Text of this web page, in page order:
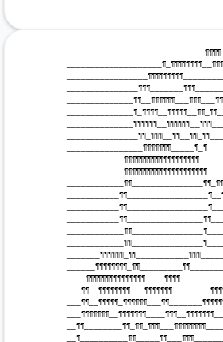
_____________________________¶¶¶¶
________________¶¶¶¶¶¶¶_____¶_¶
____________¶¶¶¶¶¶¶¶¶¶¶¶¶¶¶¶¶¶¶
____________¶¶¶¶¶¶¶¶¶¶¶¶¶¶¶¶¶¶¶¶¶